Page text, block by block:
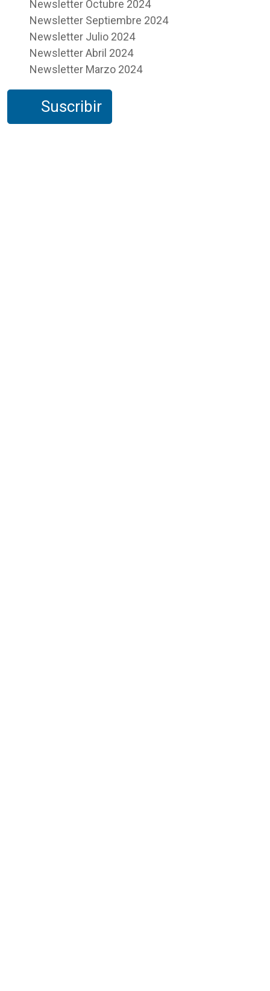
Newsletter Octubre 2024
Newsletter Septiembre 2024
Newsletter Julio 2024
Newsletter Abril 2024
Newsletter Marzo 2024
Suscribir